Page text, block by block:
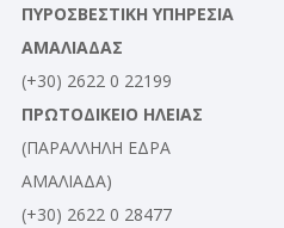
ΠΥΡΟΣΒΕΣΤΙΚΗ ΥΠΗΡΕΣΙΑ
ΑΜΑΛΙΑΔΑΣ
(+30) 2622 0 22199
ΠΡΩΤΟΔΙΚΕΙΟ ΗΛΕΙΑΣ
(ΠΑΡΑΛΛΗΛΗ ΕΔΡΑ
ΑΜΑΛΙΑΔΑ)
(+30) 2622 0 28477